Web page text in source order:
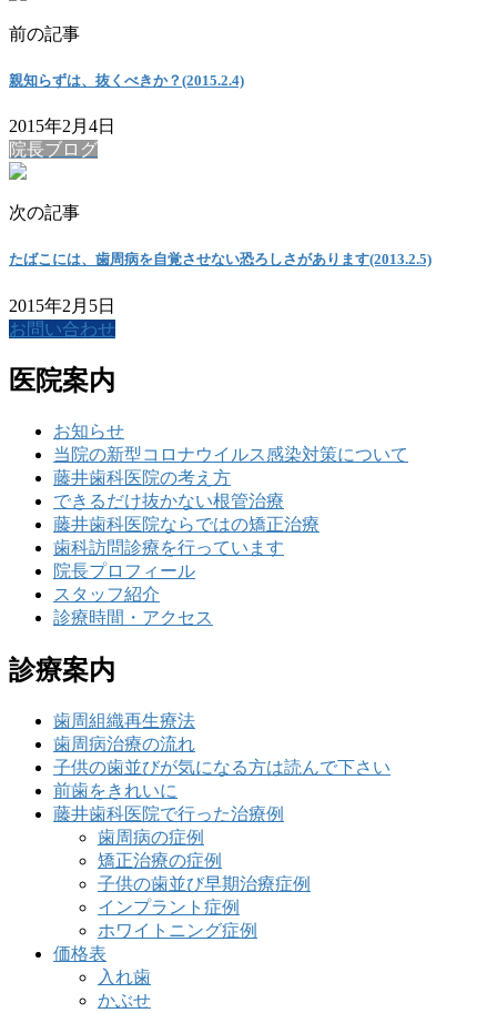
前の記事
親知らずは、抜くべきか？(2015.2.4)
2015年2月4日
院長ブログ
次の記事
たばこには、歯周病を自覚させない恐ろしさがあります(2013.2.5)
2015年2月5日
お問い合わせ
医院案内
お知らせ
当院の新型コロナウイルス感染対策について
藤井歯科医院の考え方
できるだけ抜かない根管治療
藤井歯科医院ならではの矯正治療
歯科訪問診療を行っています
院長プロフィール
スタッフ紹介
診療時間・アクセス
診療案内
歯周組織再生療法
歯周病治療の流れ
子供の歯並びが気になる方は読んで下さい
前歯をきれいに
藤井歯科医院で行った治療例
歯周病の症例
矯正治療の症例
子供の歯並び早期治療症例
インプラント症例
ホワイトニング症例
価格表
入れ歯
かぶせ